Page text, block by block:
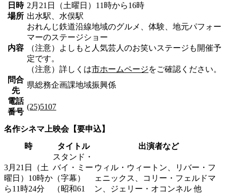
日時 2月21日（土曜日）11時から16時
場所 出水駅、水俣駅
内容
おれんじ鉄道沿線地域のグルメ、体験、地元パフォー
マーのステージショー
（注意）よしもと人気芸人のお笑いステージも開催予
定です。
（注意）詳しくは市ホームページをご確認ください。
問合
先
県総務企画課地域振興係
電話
番号
(25)5107
名作シネマ上映会【要申込】
時 タイトル 出演者など
3月21日（土
曜日）10時か
ら11時24分
スタンド・
バイ・ミー
（字幕）
（昭和61
ウィル・ウィートン、リバー・フ
ェニックス、コリー・フェルドマ
ン、ジェリー・オコンネル 他